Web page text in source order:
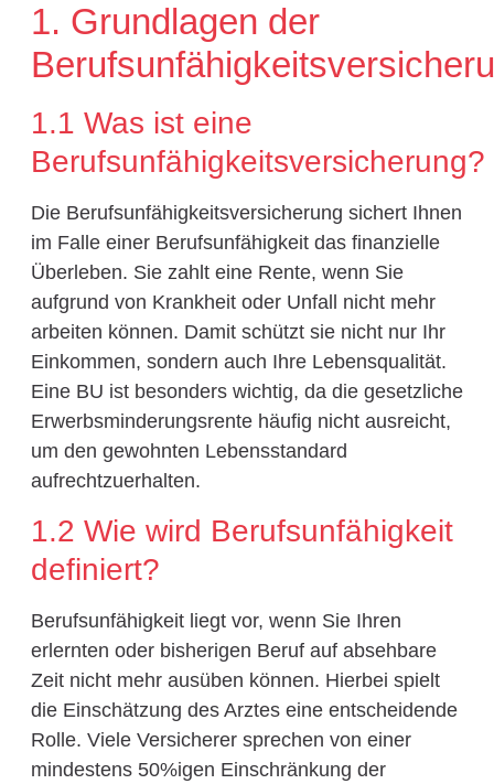
1. Grundlagen der
1.1 Was ist eine
Berufsunfähigkeitsversicherung?
Die Berufsunfähigkeitsversicherung sichert Ihnen
im Falle einer Berufsunfähigkeit das finanzielle
Überleben. Sie zahlt eine Rente, wenn Sie
aufgrund von Krankheit oder Unfall nicht mehr
arbeiten können. Damit schützt sie nicht nur Ihr
Einkommen, sondern auch Ihre Lebensqualität.
Eine BU ist besonders wichtig, da die gesetzliche
Erwerbsminderungsrente häufig nicht ausreicht,
um den gewohnten Lebensstandard
aufrechtzuerhalten.
1.2 Wie wird Berufsunfähigkeit
definiert?
Berufsunfähigkeit liegt vor, wenn Sie Ihren
erlernten oder bisherigen Beruf auf absehbare
Zeit nicht mehr ausüben können. Hierbei spielt
die Einschätzung des Arztes eine entscheidende
Rolle. Viele Versicherer sprechen von einer
mindestens 50%igen Einschränkung der